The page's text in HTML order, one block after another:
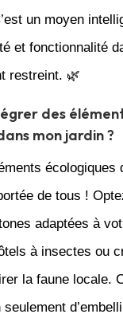
un moyen
et fonctionnalité
restreint. 🌿
des
mon jardin ?
écologiques
de tous !
adaptées à
à insectes ou
la faune locale.